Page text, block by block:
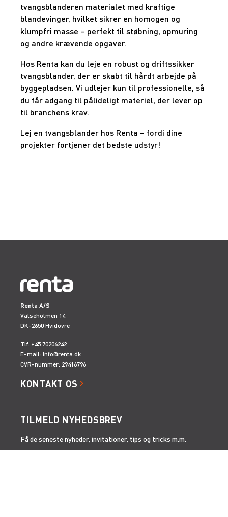
tvangsblanderen materialet med kraftige
blandevinger, hvilket sikrer en homogen og
klumpfri masse – perfekt til støbning, opmuring
og andre krævende opgaver.
Hos Renta kan du leje en robust og driftssikker
tvangsblander, der er skabt til hårdt arbejde på
byggepladsen. Vi udlejer kun til professionelle, så
du får adgang til pålideligt materiel, der lever op
til branchens krav.
Lej en tvangsblander hos Renta – fordi dine
projekter fortjener det bedste udstyr!
Renta A/S
Valseholmen 14
DK-2650 Hvidovre
Tlf. +45 70206242
E-mail: info@renta.dk
CVR-nummer: 29416796
KONTAKT OS
TILMELD NYHEDSBREV
Få de seneste nyheder, invitationer, tips og tricks m.m.